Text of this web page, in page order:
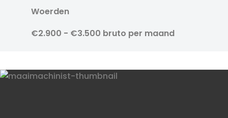
Woerden
€2.900 - €3.500 bruto per maand